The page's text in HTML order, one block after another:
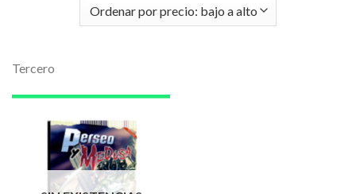
Tercero